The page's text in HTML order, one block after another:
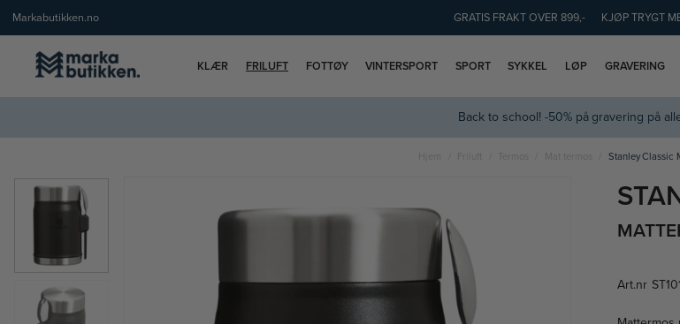
Markabutikken.no GRATIS FRAKT OVER 899,- KJØP TRYGT
KLÆR FRILUFT FOTTØY VINTERSPORT SPORT SYKKEL LØP GRAVERING
Back to school! -50% på gravering på
Hjem Friluft Mat termos Stanley Classic
Art.nr